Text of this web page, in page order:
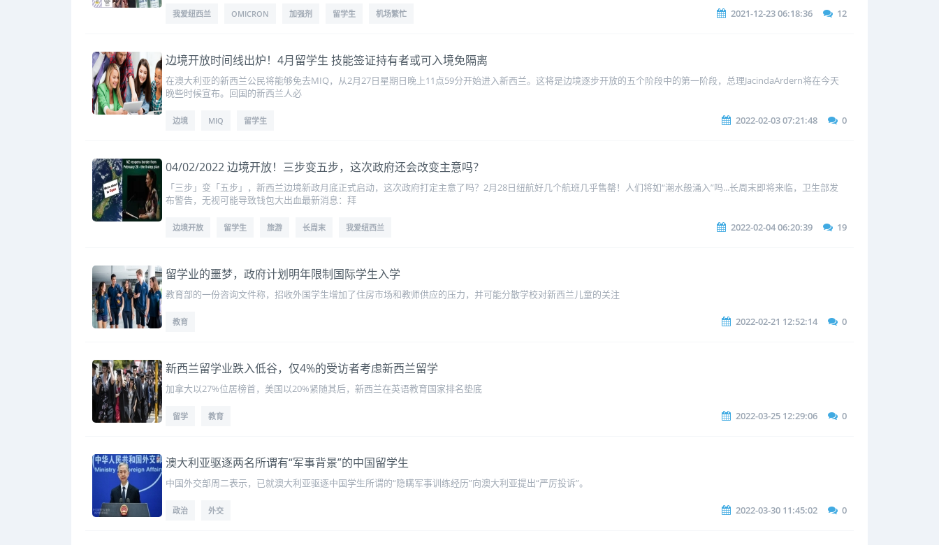
我爱纽西兰 OMICRON 加强剂 留学生 机场繁忙 2021-12-23 06:18:36 12
边境开放时间线出炉！4月留学生 技能签证持有者或可入境免隔离
在澳大利亚的新西兰公民将能够免去MIQ，从2月27日星期日晚上11点59分开始进入新西兰。这将是边境逐步开放的五个阶段中的第一阶段，总理JacindaArdern将在今天
晚些时候宣布。回国的新西兰人必
边境 MIQ 留学生 2022-02-03 07:21:48 0
04/02/2022 边境开放！三步变五步，这次政府还会改变主意吗？
「三步」变「五步」，新西兰边境新政月底正式启动，这次政府打定主意了吗？2月28日纽航好几个航班几乎售罄！人们将如“潮水般涌入”吗...长周末即将来临，卫生部发
布警告，无视可能导致钱包大出血最新消息：拜
边境开放 留学生 旅游 长周末 我爱纽西兰 2022-02-04 06:20:39 19
留学业的噩梦，政府计划明年限制国际学生入学
教育部的一份咨询文件称，招收外国学生增加了住房市场和教师供应的压力，并可能分散学校对新西兰儿童的关注
教育 2022-02-21 12:52:14 0
新西兰留学业跌入低谷，仅4%的受访者考虑新西兰留学
加拿大以27%位居榜首，美国以20%紧随其后，新西兰在英语教育国家排名垫底
留学 教育 2022-03-25 12:29:06 0
澳大利亚驱逐两名所谓有“军事背景”的中国留学生
中国外交部周二表示，已就澳大利亚驱逐中国学生所谓的“隐瞒军事训练经历”向澳大利亚提出“严厉投诉”。
政治 外交 2022-03-30 11:45:02 0